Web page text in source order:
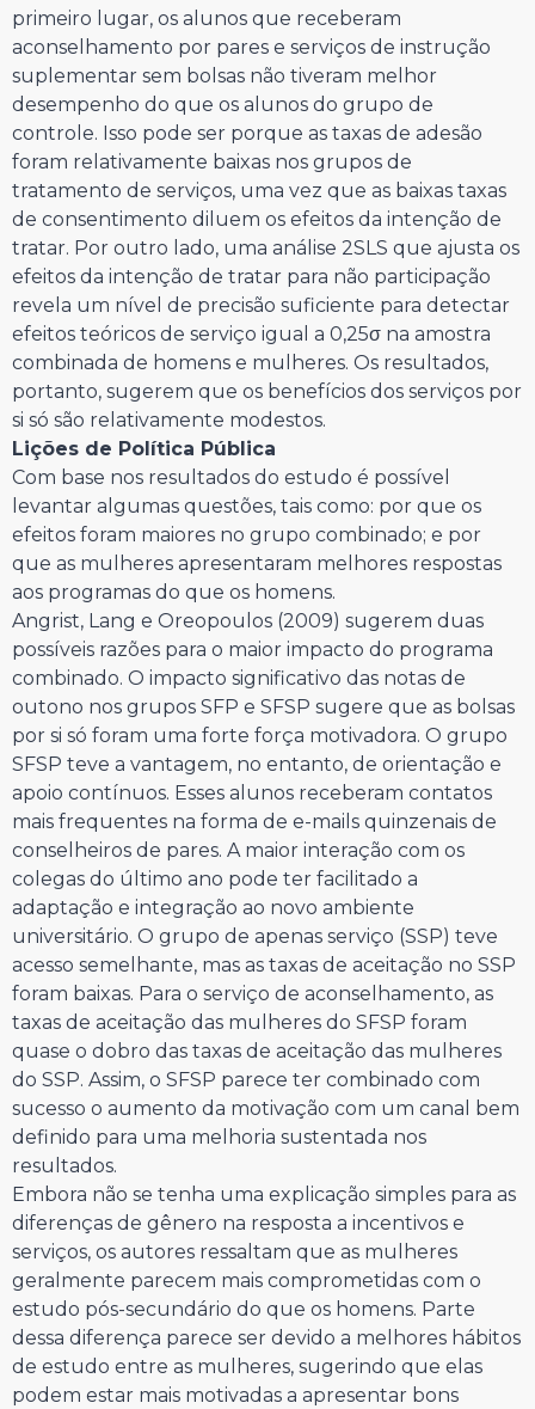
primeiro lugar, os alunos que receberam
aconselhamento por pares e serviços de instrução
suplementar sem bolsas não tiveram melhor
desempenho do que os alunos do grupo de
controle. Isso pode ser porque as taxas de adesão
foram relativamente baixas nos grupos de
tratamento de serviços, uma vez que as baixas taxas
de consentimento diluem os efeitos da intenção de
tratar. Por outro lado, uma análise 2SLS que ajusta os
efeitos da intenção de tratar para não participação
revela um nível de precisão suficiente para detectar
efeitos teóricos de serviço igual a 0,25σ na amostra
combinada de homens e mulheres. Os resultados,
portanto, sugerem que os benefícios dos serviços por
si só são relativamente modestos.
Lições de Política Pública
Com base nos resultados do estudo é possível
levantar algumas questões, tais como: por que os
efeitos foram maiores no grupo combinado; e por
que as mulheres apresentaram melhores respostas
aos programas do que os homens.
Angrist, Lang e Oreopoulos (2009) sugerem duas
possíveis razões para o maior impacto do programa
combinado. O impacto significativo das notas de
outono nos grupos SFP e SFSP sugere que as bolsas
por si só foram uma forte força motivadora. O grupo
SFSP teve a vantagem, no entanto, de orientação e
apoio contínuos. Esses alunos receberam contatos
mais frequentes na forma de e-mails quinzenais de
conselheiros de pares. A maior interação com os
colegas do último ano pode ter facilitado a
adaptação e integração ao novo ambiente
universitário. O grupo de apenas serviço (SSP) teve
acesso semelhante, mas as taxas de aceitação no SSP
foram baixas. Para o serviço de aconselhamento, as
taxas de aceitação das mulheres do SFSP foram
quase o dobro das taxas de aceitação das mulheres
do SSP. Assim, o SFSP parece ter combinado com
sucesso o aumento da motivação com um canal bem
definido para uma melhoria sustentada nos
resultados.
Embora não se tenha uma explicação simples para as
diferenças de gênero na resposta a incentivos e
serviços, os autores ressaltam que as mulheres
geralmente parecem mais comprometidas com o
estudo pós-secundário do que os homens. Parte
dessa diferença parece ser devido a melhores hábitos
de estudo entre as mulheres, sugerindo que elas
podem estar mais motivadas a apresentar bons